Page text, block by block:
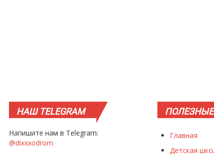
НАШTELEGRAM
Напишите нам в Telegram:
@dixxxodrom
ПОЛЕЗНЫЕ
Главная
Детская